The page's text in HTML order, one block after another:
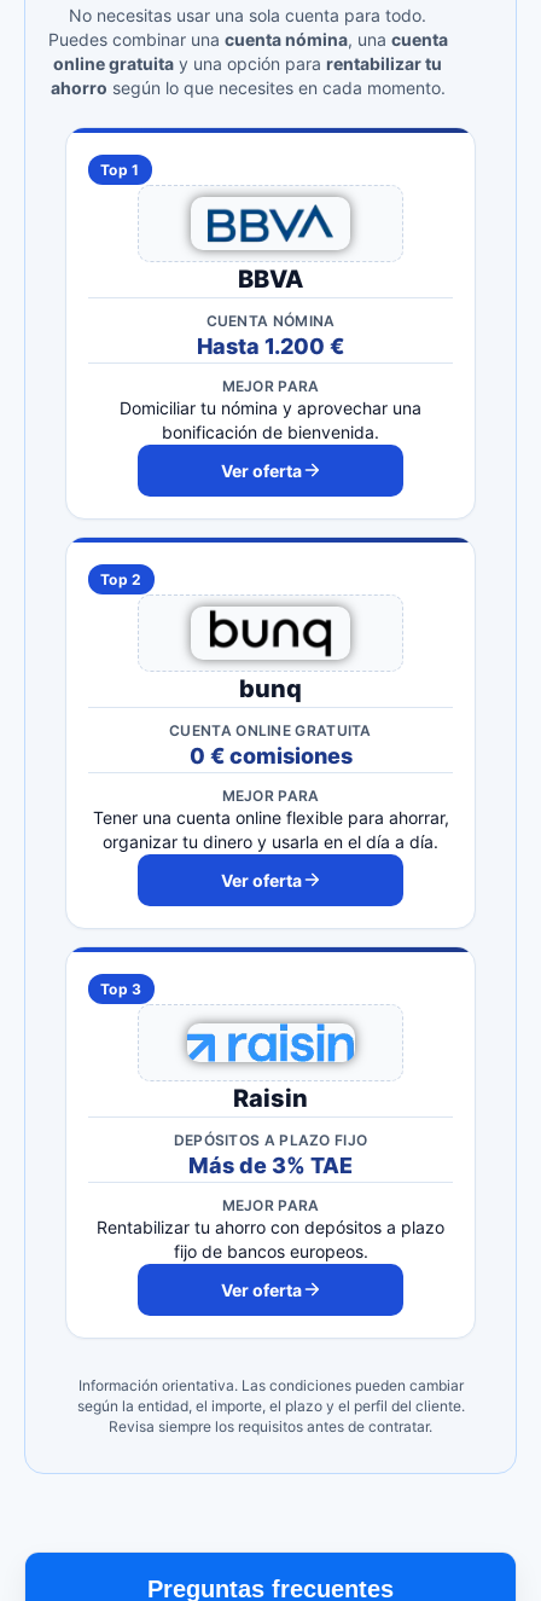
No necesitas usar una sola cuenta para todo.
Puedes combinar una cuenta nómina, una cuenta
online gratuita y una opción para rentabilizar tu
ahorro según lo que necesites en cada momento.
Top 1
BBVA
CUENTA NÓMINA
Hasta 1.200 €
MEJOR PARA
Domiciliar tu nómina y aprovechar una
bonificación de bienvenida.
Ver oferta
Top 2
bunq
CUENTA ONLINE GRATUITA
0 € comisiones
MEJOR PARA
Tener una cuenta online flexible para ahorrar,
organizar tu dinero y usarla en el día a día.
Ver oferta
Top 3
Raisin
DEPÓSITOS A PLAZO FIJO
Más de 3% TAE
MEJOR PARA
Rentabilizar tu ahorro con depósitos a plazo
fijo de bancos europeos.
Ver oferta
Información orientativa. Las condiciones pueden cambiar
según la entidad, el importe, el plazo y el perfil del cliente.
Revisa siempre los requisitos antes de contratar.
Preguntas frecuentes